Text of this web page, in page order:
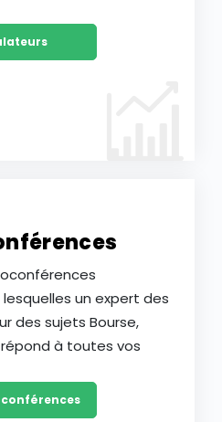
un expert des
des sujets Bourse,
à toutes vos